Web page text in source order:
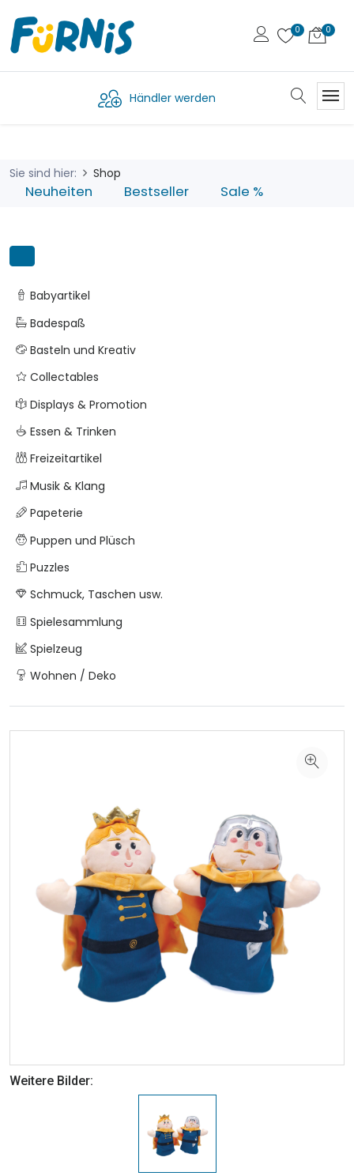
Händler werden
Sie sind hier: Shop
Neuheiten Bestseller Sale %
Babyartikel
Badespaß
Basteln und Kreativ
Collectables
Displays & Promotion
Essen & Trinken
Freizeitartikel
Musik & Klang
Papeterie
Puppen und Plüsch
Puzzles
Schmuck, Taschen usw.
Spielesammlung
Spielzeug
Wohnen / Deko
Weitere Bilder: